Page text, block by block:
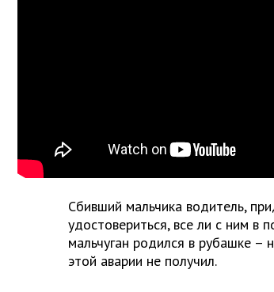
Сбивший мальчика водитель,
удостовериться, все ли с ним в
мальчуган родился в рубашке –
этой аварии не получил.